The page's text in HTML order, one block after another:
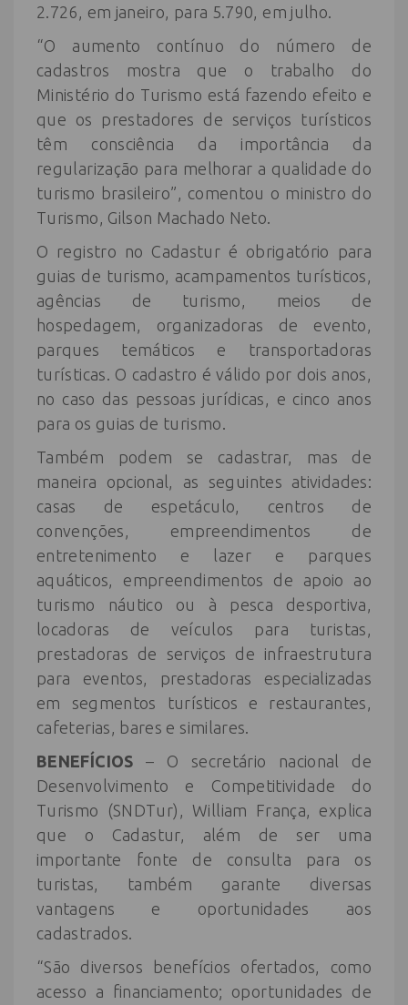
2.726, em janeiro, para 5.790, em julho.
“O aumento contínuo do número de
cadastros mostra que o trabalho do
Ministério do Turismo está fazendo efeito e
que os prestadores de serviços turísticos
têm consciência da importância da
regularização para melhorar a qualidade do
turismo brasileiro”, comentou o ministro do
Turismo, Gilson Machado Neto.
O registro no Cadastur é obrigatório para
guias de turismo, acampamentos turísticos,
agências de turismo, meios de
hospedagem, organizadoras de evento,
parques temáticos e transportadoras
turísticas. O cadastro é válido por dois anos,
no caso das pessoas jurídicas, e cinco anos
para os guias de turismo.
Também podem se cadastrar, mas de
maneira opcional, as seguintes atividades:
casas de espetáculo, centros de
convenções, empreendimentos de
entretenimento e lazer e parques
aquáticos, empreendimentos de apoio ao
turismo náutico ou à pesca desportiva,
locadoras de veículos para turistas,
prestadoras de serviços de infraestrutura
para eventos, prestadoras especializadas
em segmentos turísticos e restaurantes,
cafeterias, bares e similares.
BENEFÍCIOS – O secretário nacional de
Desenvolvimento e Competitividade do
Turismo (SNDTur), William França, explica
que o Cadastur, além de ser uma
importante fonte de consulta para os
turistas, também garante diversas
vantagens e oportunidades aos
cadastrados.
“São diversos benefícios ofertados, como
acesso a financiamento; oportunidades de